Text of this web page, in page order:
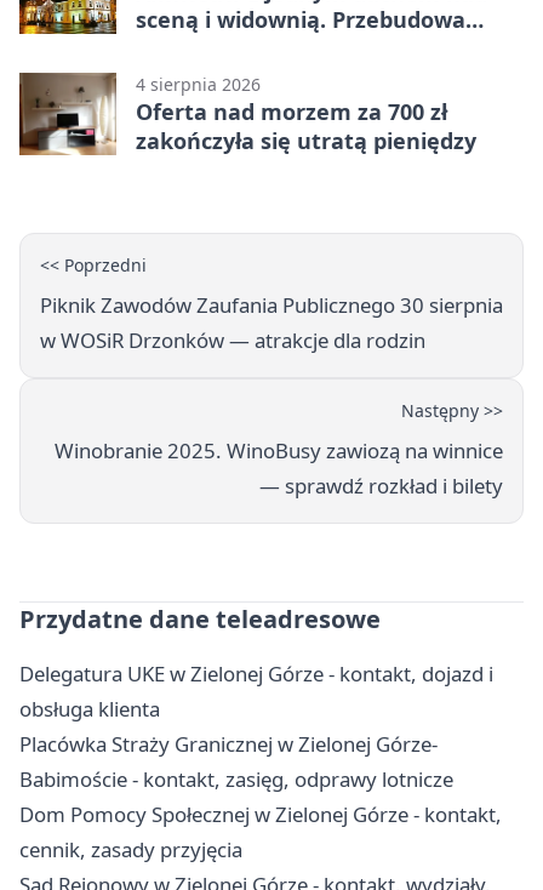
sceną i widownią. Przebudowa
4 sierpnia 2026
Oferta nad morzem za 700 zł
zakończyła się utratą pieniędzy
<< Poprzedni
Piknik Zawodów Zaufania Publicznego 30 sierpnia
w WOSiR Drzonków — atrakcje dla rodzin
Następny >>
Winobranie 2025. WinoBusy zawiozą na winnice
— sprawdź rozkład i bilety
Przydatne dane teleadresowe
Delegatura UKE w Zielonej Górze - kontakt, dojazd i
obsługa klienta
Placówka Straży Granicznej w Zielonej Górze-
Babimoście - kontakt, zasięg, odprawy lotnicze
Dom Pomocy Społecznej w Zielonej Górze - kontakt,
cennik, zasady przyjęcia